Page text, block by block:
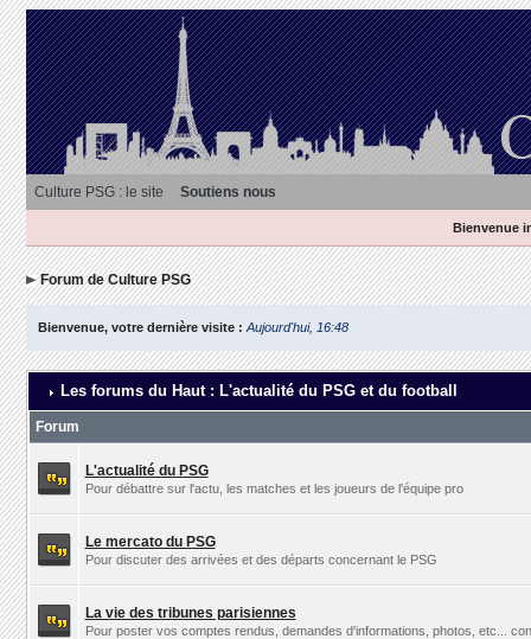
Culture PSG : le site Soutiens nous
Bienvenue
Forum de Culture PSG
Bienvenue, votre dernière visite : Aujourd'hui, 16:48
Les forums du Haut : L'actualité du PSG et du football
Forum
L'actualité du PSG
Pour débattre sur l'actu, les matches et les joueurs de l'équipe pro
Le mercato du PSG
Pour discuter des arrivées et des départs concernant le PSG
La vie des tribunes parisiennes
Pour poster vos comptes rendus, demandes d'informations, photos, etc...